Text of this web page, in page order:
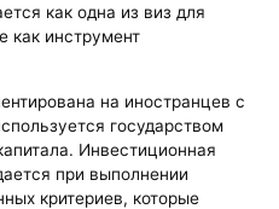
как одна из виз для
как инструмент
на иностранцев с
государством
Инвестиционная
при выполнении
критериев, которые